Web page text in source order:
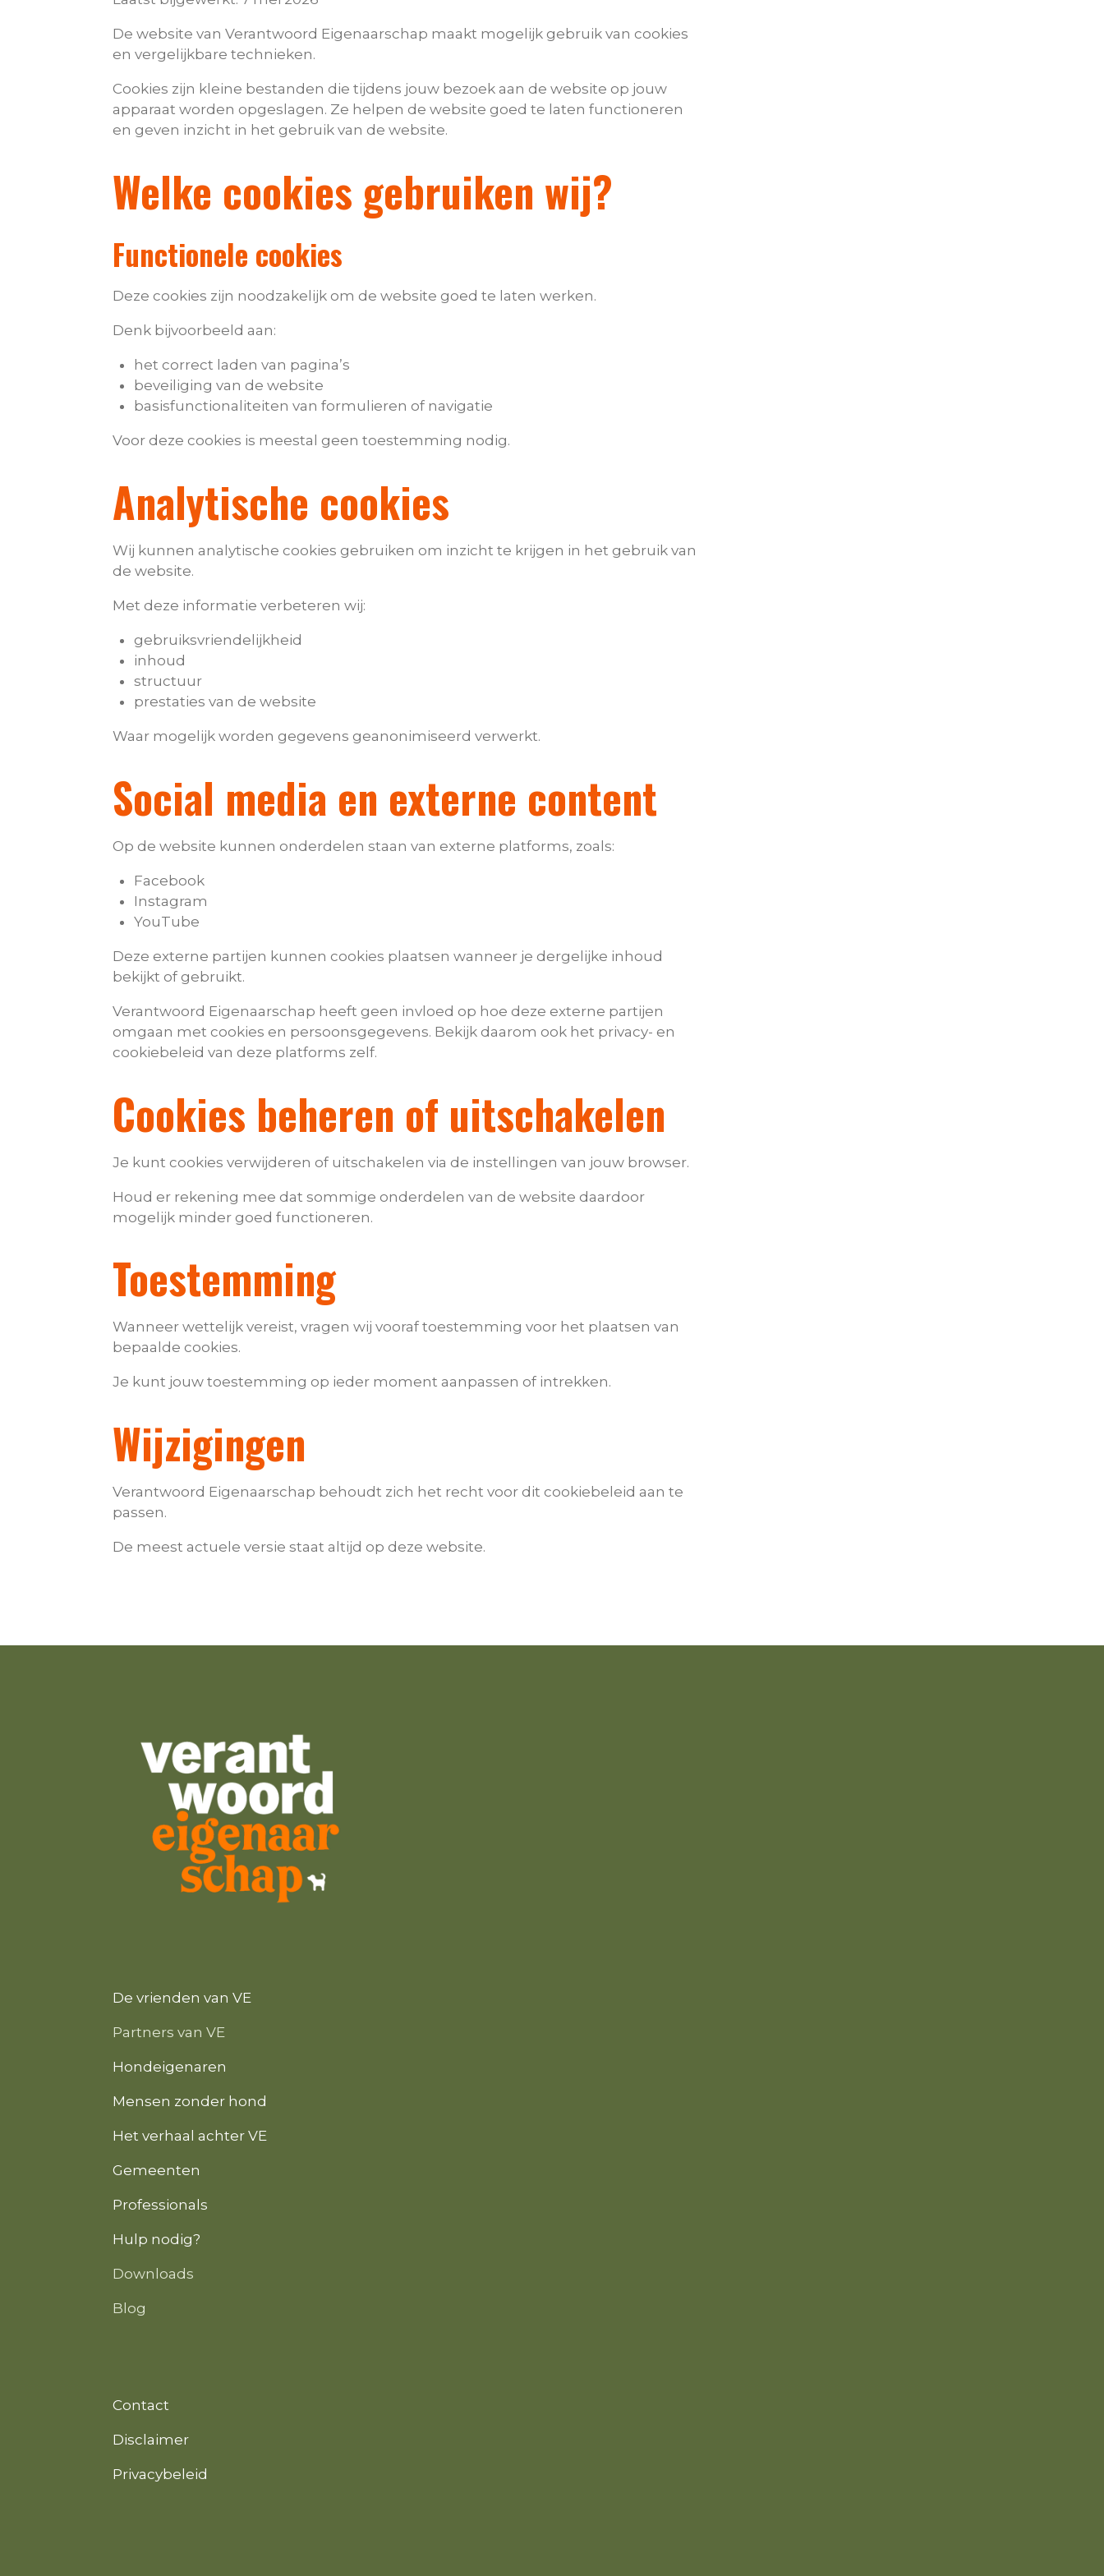
De website van Verantwoord Eigenaarschap maakt mogelijk gebruik van cookies
en vergelijkbare technieken.
Cookies zijn kleine bestanden die tijdens jouw bezoek aan de website op jouw
apparaat worden opgeslagen. Ze helpen de website goed te laten functioneren
en geven inzicht in het gebruik van de website.
Welke cookies gebruiken wij?
Functionele cookies
Deze cookies zijn noodzakelijk om de website goed te laten werken.
Denk bijvoorbeeld aan:
het correct laden van pagina’s
beveiliging van de website
basisfunctionaliteiten van formulieren of navigatie
Voor deze cookies is meestal geen toestemming nodig.
Analytische cookies
Wij kunnen analytische cookies gebruiken om inzicht te krijgen in het gebruik van
de website.
Met deze informatie verbeteren wij:
gebruiksvriendelijkheid
inhoud
structuur
prestaties van de website
Waar mogelijk worden gegevens geanonimiseerd verwerkt.
Social media en externe content
Op de website kunnen onderdelen staan van externe platforms, zoals:
Facebook
Instagram
YouTube
Deze externe partijen kunnen cookies plaatsen wanneer je dergelijke inhoud
bekijkt of gebruikt.
Verantwoord Eigenaarschap heeft geen invloed op hoe deze externe partijen
omgaan met cookies en persoonsgegevens. Bekijk daarom ook het privacy- en
cookiebeleid van deze platforms zelf.
Cookies beheren of uitschakelen
Je kunt cookies verwijderen of uitschakelen via de instellingen van jouw browser.
Houd er rekening mee dat sommige onderdelen van de website daardoor
mogelijk minder goed functioneren.
Toestemming
Wanneer wettelijk vereist, vragen wij vooraf toestemming voor het plaatsen van
bepaalde cookies.
Je kunt jouw toestemming op ieder moment aanpassen of intrekken.
Wijzigingen
Verantwoord Eigenaarschap behoudt zich het recht voor dit cookiebeleid aan te
passen.
De meest actuele versie staat altijd op deze website.
De vrienden van VE
Partners van VE
Hondeigenaren
Mensen zonder hond
Het verhaal achter VE
Gemeenten
Professionals
Hulp nodig?
Downloads
Blog
Contact
Disclaimer
Privacybeleid